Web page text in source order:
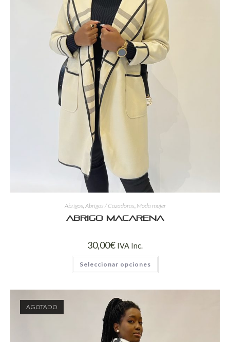
Abrigos Abrigos / Cazadoras Moda mujer
Abrigo Macarena
30,00€ IVA Inc.
Seleccionar opciones
AGOTADO